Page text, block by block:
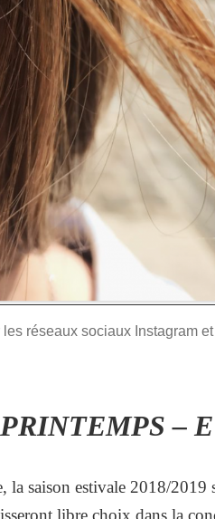
réseaux sociaux Instagram
–
la saison estivale 2018/2019
libre choix dans la